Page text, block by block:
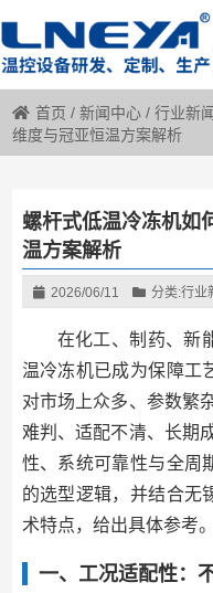
首页 /新闻中心 /行业新闻
维度与冠亚恒温方案解析
螺杆式低温冷冻机如
温方案解析
2026/06/11 分类:行业
在化工、制药、新
温冷冻机已成为保障工
对市场上众多、参数繁
难判、适配不清、长期
性、系统可靠性与全周
的选型逻辑，并结合无
术特点，给出具体参考。
一、工况适配性：